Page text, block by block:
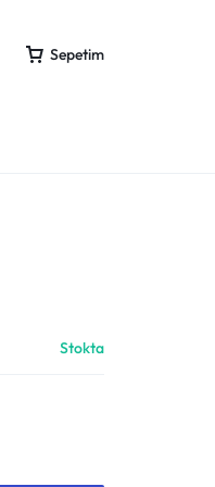
Sepetim
Stokta